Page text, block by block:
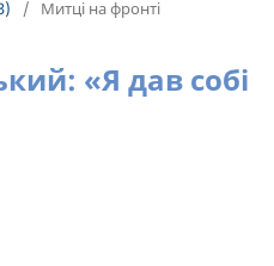
/ Митці на фронті
«Я дав собі